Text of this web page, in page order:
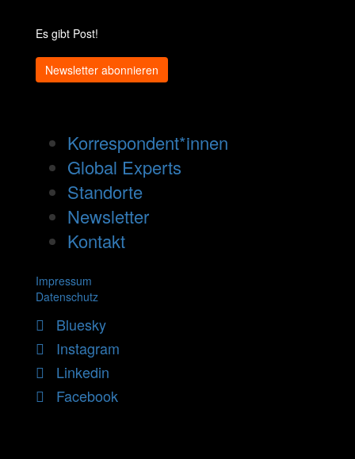
Es gibt Post!
Newsletter abonnieren
Korrespondent*innen
Global Experts
Standorte
Newsletter
Kontakt
Impressum
Datenschutz
Bluesky
Instagram
Linkedin
Facebook